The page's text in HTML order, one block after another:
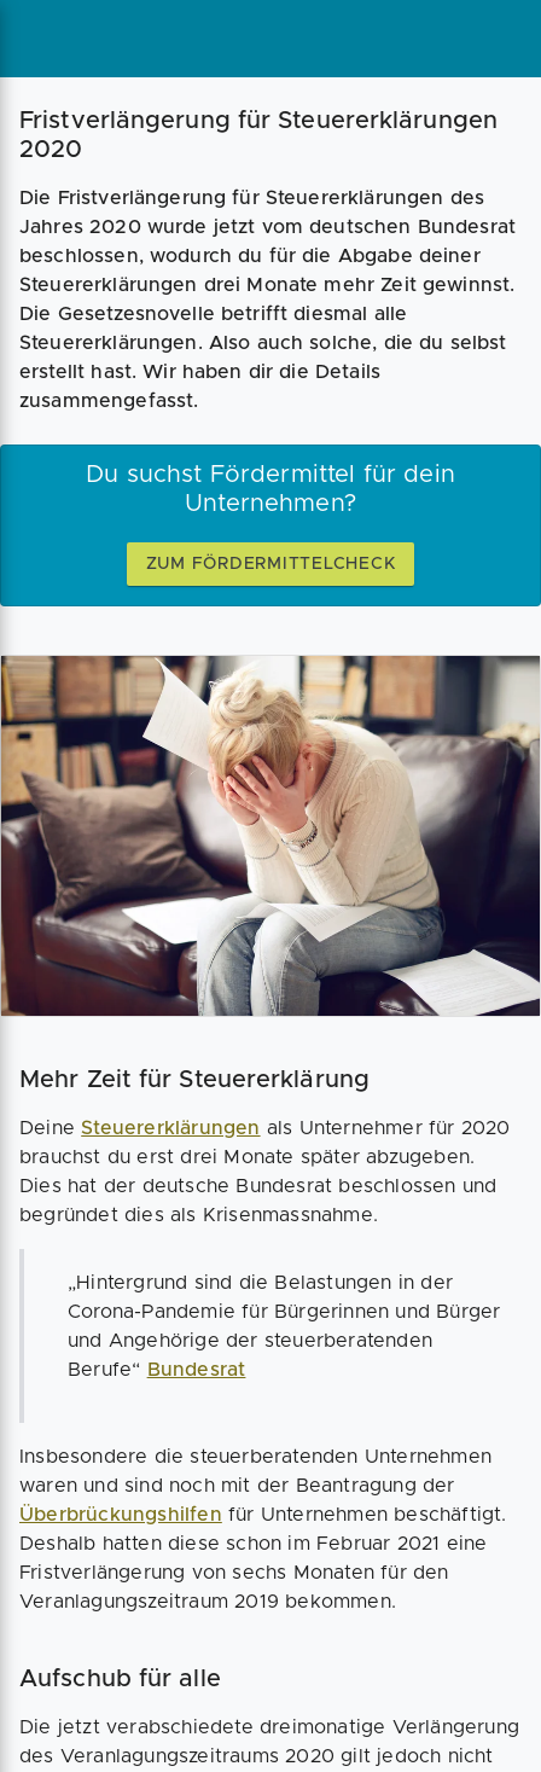
Magazin Businessplan Fördermittel
Fristverlängerung für Steuererklärungen
2020
Die Fristverlängerung für Steuererklärungen des
Jahres 2020 wurde jetzt vom deutschen Bundesrat
beschlossen, wodurch du für die Abgabe deiner
Steuererklärungen drei Monate mehr Zeit gewinnst.
Die Gesetzesnovelle betrifft diesmal alle
Steuererklärungen. Also auch solche, die du selbst
erstellt hast. Wir haben dir die Details
zusammengefasst.
Du suchst Fördermittel für dein
Unternehmen?
ZUM FÖRDERMITTELCHECK
Mehr Zeit für Steuererklärung
DeineSteuererklärungen als Unternehmer für 2020
brauchst du erst drei Monate später abzugeben.
Dies hat der deutsche Bundesrat beschlossen und
begründet dies als Krisenmassnahme.
„Hintergrund sind die Belastungen in der
Corona-Pandemie für Bürgerinnen und Bürger
und Angehörige der steuerberatenden
Berufe“
Bundesrat
Insbesondere die steuerberatenden Unternehmen
waren und sind noch mit der Beantragung der
Überbrückungshilfen für Unternehmen beschäftigt.
Deshalb hatten diese schon im Februar 2021 eine
Fristverlängerung von sechs Monaten für den
Veranlagungszeitraum 2019 bekommen.
Aufschub für alle
Die jetzt verabschiedete dreimonatige Verlängerung
des Veranlagungszeitraums 2020 gilt jedoch nicht